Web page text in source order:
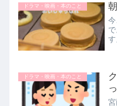
ドラマ・映画・本のこと
ドラマ・映画・本のこと